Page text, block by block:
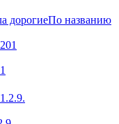
дорогиеПо названию